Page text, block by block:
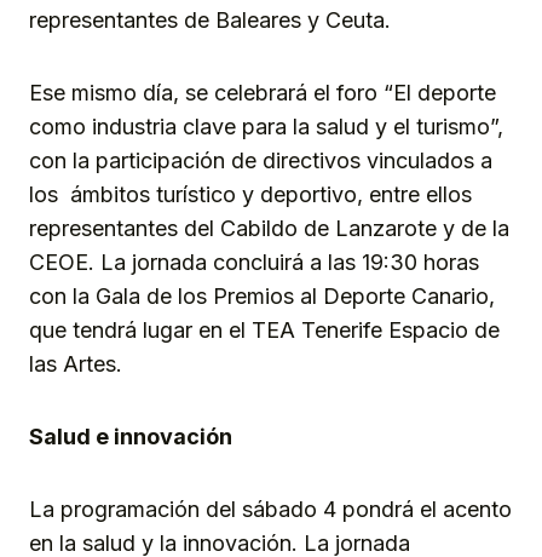
representantes de Baleares y Ceuta.
Ese mismo día, se celebrará el foro “El deporte
como industria clave para la salud y el turismo”,
con la participación de directivos vinculados a
los ámbitos turístico y deportivo, entre ellos
representantes del Cabildo de Lanzarote y de la
CEOE. La jornada concluirá a las 19:30 horas
con la Gala de los Premios al Deporte Canario,
que tendrá lugar en el TEA Tenerife Espacio de
las Artes.
Salud e innovación
La programación del sábado 4 pondrá el acento
en la salud y la innovación. La jornada